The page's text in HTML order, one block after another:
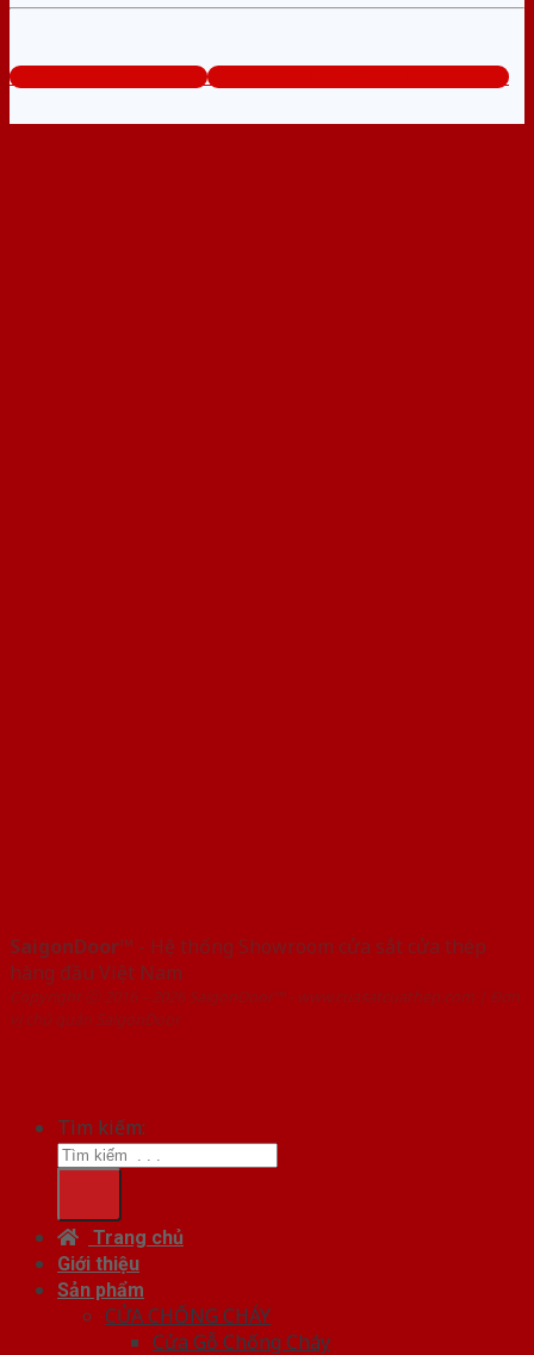
www.cuasatcuathep.com Tổng đài tư vấn miễn phí: 0824.400.400
SaigonDoor™ - Hệ thống Showroom cửa sắt cửa thép
hàng đầu Việt Nam
Copyright ⓒ 2016 – 2026 SaigonDoor™ - www.cuasatcuathep.com | Đơn
vị chủ quản SaigonDoor
Tìm kiếm:
Trang chủ
Giới thiệu
Sản phẩm
CỬA CHỐNG CHÁY
Cửa Gỗ Chống Cháy